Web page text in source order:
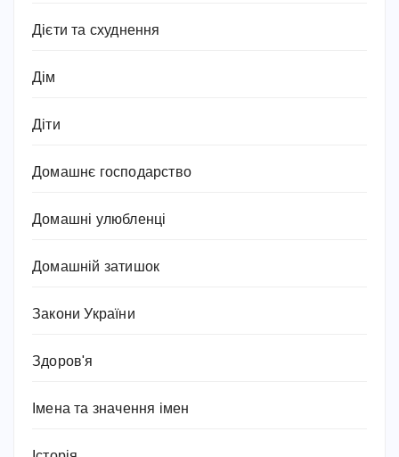
Дієти та схуднення
Дім
Діти
Домашнє господарство
Домашні улюбленці
Домашній затишок
Закони України
Здоров'я
Імена та значення імен